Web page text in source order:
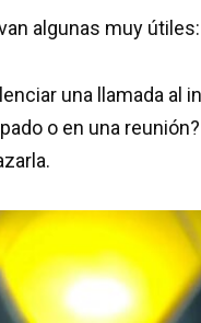
algunas muy útiles:
una llamada al
o en una